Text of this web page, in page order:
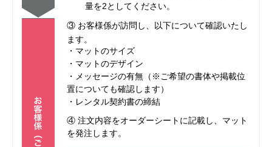
量を2としてください。
③ お客様係が訪問し、以下について確認いたし
ます。
・マットのサイズ
・マットのデザイン
・メッセージの有無（※ご希望の書体や掲載位
置についても確認します）
・レンタル契約書の締結
④ 注文内容をオーダーシートに記載し、マット
を発注します。